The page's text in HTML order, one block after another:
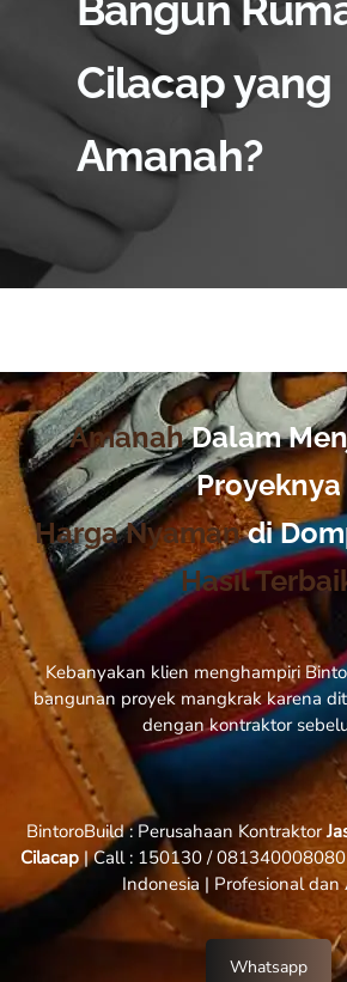
Cilacap yang
Amanah?
Amanah Dalam
Proyeknya
Harga Nyaman di
Hasil
Kebanyakan klien menghampiri
bangunan proyek mangkrak karena
dengan kontraktor
BintoroBuild : Perusahaan Kontraktor
Cilacap| Call : 150130 /
Indonesia | Profesional dan
Whatsapp